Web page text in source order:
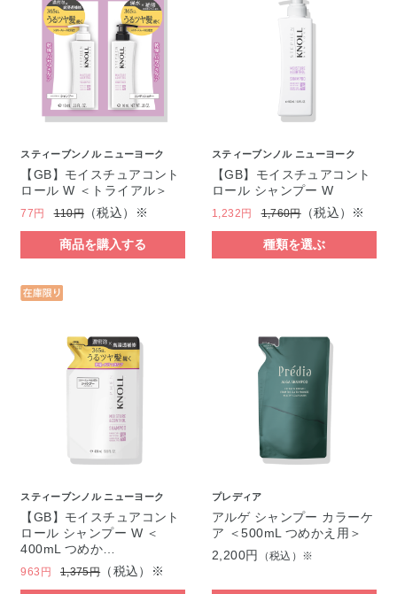
スティーブンノル ニューヨーク
【GB】モイスチュアコント
ロール W ＜トライアル＞
77円 110円 （税込）※
商品を購入する
スティーブンノル ニューヨーク
【GB】モイスチュアコント
ロール シャンプー W
1,232円 1,760円（税込）※
種類を選ぶ
スティーブンノル ニューヨーク
【GB】モイスチュアコント
ロール シャンプー W ＜
400mL つめか…
963円 1,375円（税込）※
プレディア
アルゲ シャンプー カラーケ
ア ＜500mL つめかえ用＞
2,200円
（税込）※